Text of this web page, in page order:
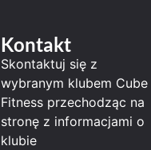
Kontakt
Skontaktuj się z
wybranym klubem Cube
Fitness przechodząc na
stronę z informacjami o
klubie